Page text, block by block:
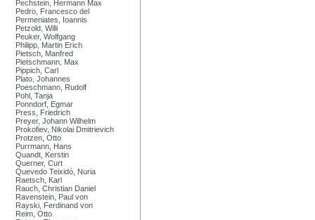
Pechstein, Hermann Max
Pedro, Francesco del
Permeniates, Ioannis
Petzold, Willi
Peuker, Wolfgang
Philipp, Martin Erich
Pietsch, Manfred
Pietschmann, Max
Pippich, Carl
Plato, Johannes
Poeschmann, Rudolf
Pohl, Tanja
Ponndorf, Egmar
Press, Friedrich
Preyer, Johann Wilhelm
Prokofiev, Nikolai Dmitrievich
Protzen, Otto
Purrmann, Hans
Quandt, Kerstin
Querner, Curt
Quevedo Teixidó, Nuria
Raetsch, Karl
Rauch, Christian Daniel
Ravenstein, Paul von
Rayski, Ferdinand von
Reim, Otto